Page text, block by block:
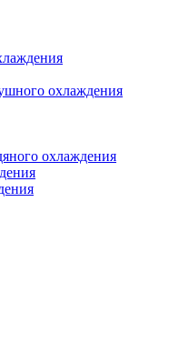
охлаждения
охлаждения